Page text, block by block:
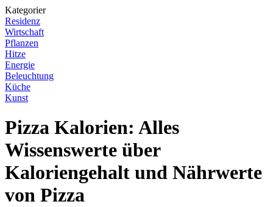
Kategorier
Residenz
Wirtschaft
Pflanzen
Hitze
Energie
Beleuchtung
Küche
Kunst
Pizza Kalorien: Alles
Wissenswerte über
Kaloriengehalt und Nährwerte
von Pizza